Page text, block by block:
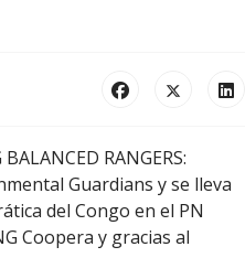
RANGERS:
Guardians y se lleva
del Congo en el PN
Coopera y gracias al